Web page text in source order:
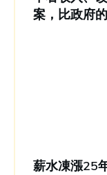
案，比政府
薪水凍漲25